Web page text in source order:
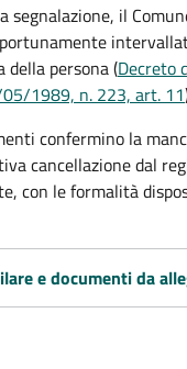
segnalazione, il
della persona (Decreto
1989, n. 223, art. 11
confermino la
cancellazione dal
con le formalità
e documenti da